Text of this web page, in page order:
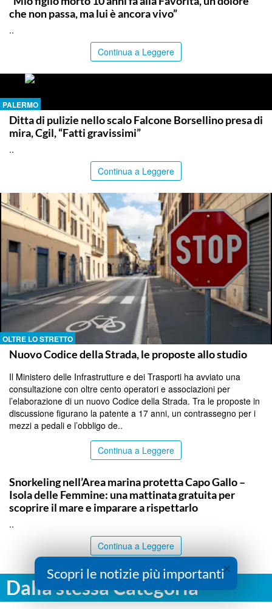
che non passa, ma lui è ancora vivo”
..
Continua a Leggere
PALERMO
Ditta di pulizie nello scalo Falcone Borsellino presa di
mira, Cgil, “Fatti gravissimi”
..
Continua a Leggere
OLTRE LO STRETTO
Nuovo Codice della Strada, le proposte allo studio
Il Ministero delle Infrastrutture e dei Trasporti ha avviato una
consultazione con oltre cento operatori e associazioni per
l’elaborazione di un nuovo Codice della Strada. Tra le proposte in
discussione figurano la patente a 17 anni, un contrassegno per i
mezzi a pedali e l’obbligo de..
Continua a Leggere
Snorkeling nell’Area marina protetta Capo Gallo –
Isola delle Femmine: una mattinata gratuita per
scoprire il mare e imparare a rispettarlo
..
Continua a Leggere
Dalla stessa Categoria
SPORT
×
Scopri le notizie più importanti